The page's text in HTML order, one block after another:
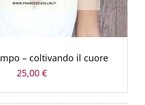
– coltivando il cuore
25,00 €